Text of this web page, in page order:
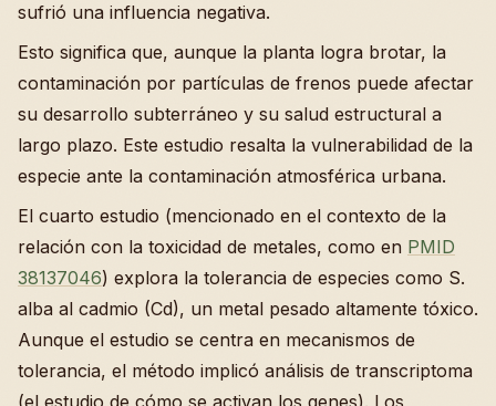
sufrió una influencia negativa.
Esto significa que, aunque la planta logra brotar, la
contaminación por partículas de frenos puede afectar
su desarrollo subterráneo y su salud estructural a
largo plazo. Este estudio resalta la vulnerabilidad de la
especie ante la contaminación atmosférica urbana.
El cuarto estudio (mencionado en el contexto de la
relación con la toxicidad de metales, como en PMID
38137046) explora la tolerancia de especies como S.
alba al cadmio (Cd), un metal pesado altamente tóxico.
Aunque el estudio se centra en mecanismos de
tolerancia, el método implicó análisis de transcriptoma